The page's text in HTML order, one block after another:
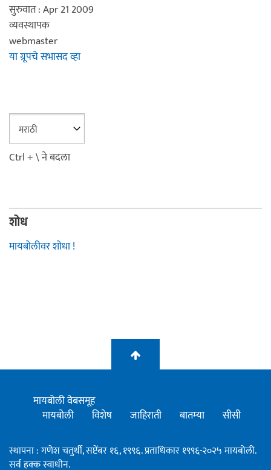
सुरुवात : Apr 21 2009
व्यवस्थापक
webmaster
या ग्रूपचे सभासद व्हा
Ctrl + \ ने बदला
शोध
मायबोलीवर शोधा !
मायबोली वेबसमूह
मायबोली
विशेष जाहिराती बातम्या सीसी
स्थापना : गणेश चतुर्थी, सप्टेंबर १६, १९९६. प्रताधिकार १९९६-२०२५ मायबोली.
सर्व हक्क स्वाधीन.